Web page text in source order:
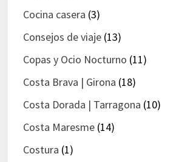
Cocina casera (3)
Consejos de viaje(13)
Copas y Ocio Nocturno (11)
Costa Brava | Girona (18)
Costa Dorada | Tarragona (10)
Costa Maresme(14)
Costura (1)